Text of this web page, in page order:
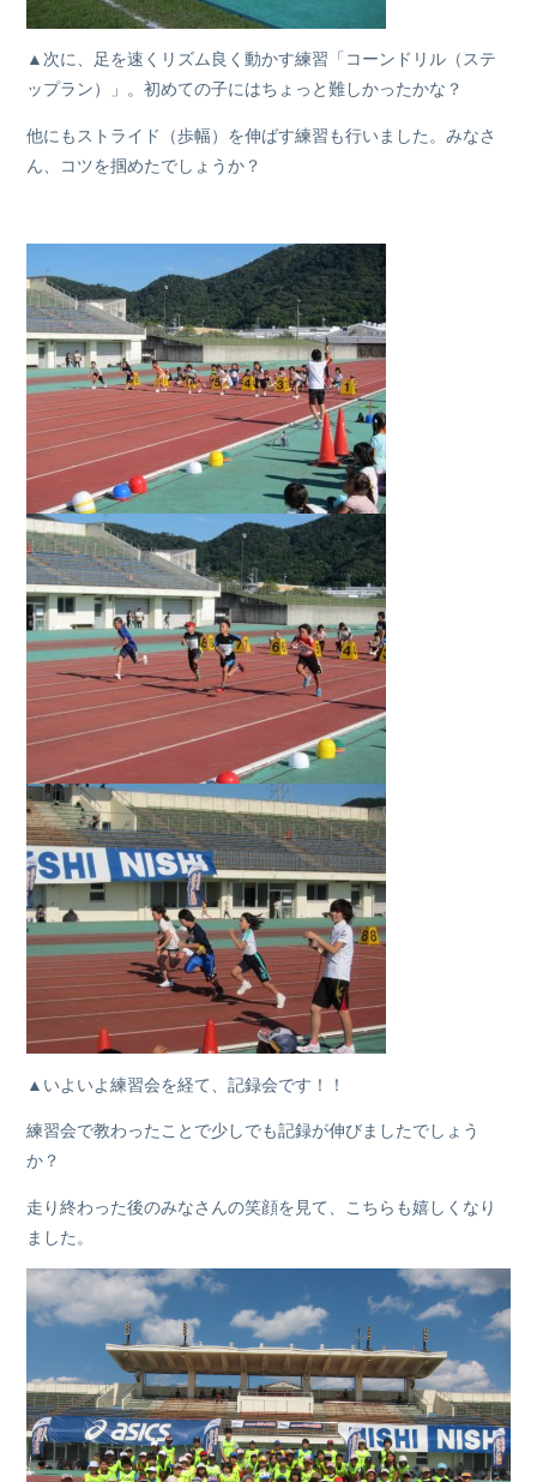
▲次に、足を速くリズム良く動かす練習「コーンドリル（ステ
ップラン）」。初めての子にはちょっと難しかったかな？
他にもストライド（歩幅）を伸ばす練習も行いました。みなさ
ん、コツを掴めたでしょうか？
▲いよいよ練習会を経て、記録会です！！
練習会で教わったことで少しでも記録が伸びましたでしょう
か？
走り終わった後のみなさんの笑顔を見て、こちらも嬉しくなり
ました。